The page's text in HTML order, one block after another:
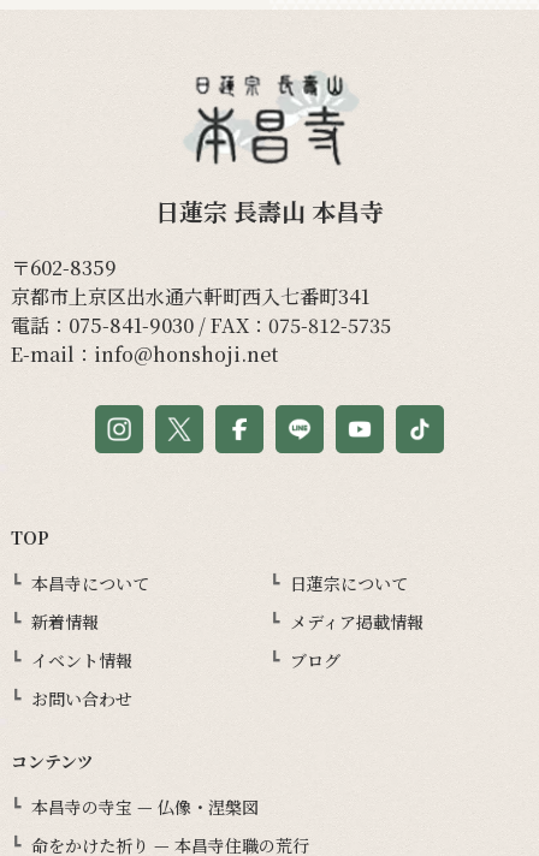
日蓮宗 長壽山 本昌寺
〒602-8359
京都市上京区出水通六軒町西入七番町341
電話： 075-841-9030/ FAX：075-812-5735
E-mail： info@honshoji.net
TOP
本昌寺について
日蓮宗について
新着情報
メディア掲載情報
イベント情報
ブログ
お問い合わせ
コンテンツ
本昌寺の寺宝 — 仏像・涅槃図
命をかけた祈り — 本昌寺住職の荒行